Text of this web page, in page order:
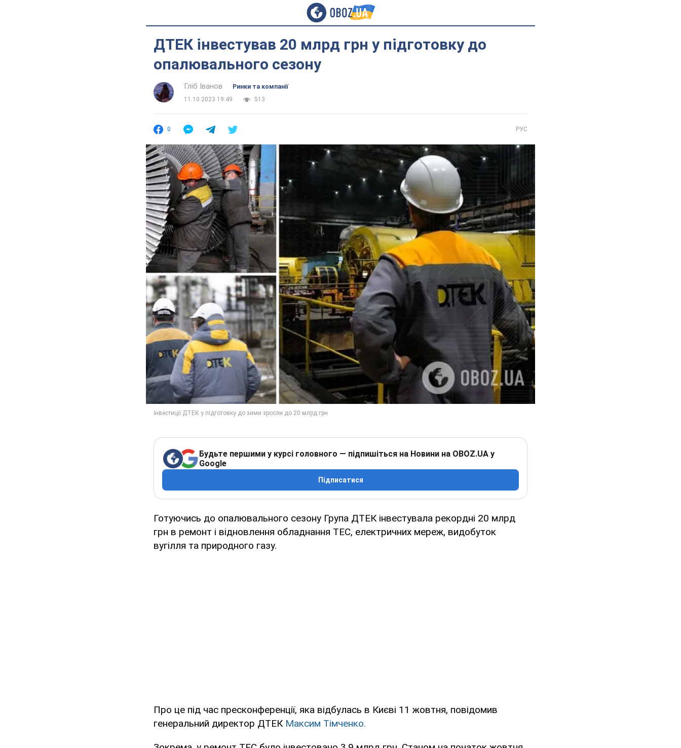
ДТЕК інвестував 20 млрд грн у підготовку до
опалювального сезону
Гліб Іванов
Ринки та компанії
11.10.2023 19:49
513
0 РУС
Будьте першими у курсі головного — підпишіться на Новини на OBOZ.UA у
Google
Підписатися
Готуючись до опалювального сезону Група ДТЕК інвестувала рекордні 20 млрд
грн в ремонт і відновлення обладнання ТЕС, електричних мереж, видобуток
вугілля та природного газу.
Про це під час пресконференції, яка відбулась в Києві 11 жовтня, повідомив
генеральний директор ДТЕК Максим Тімченко.